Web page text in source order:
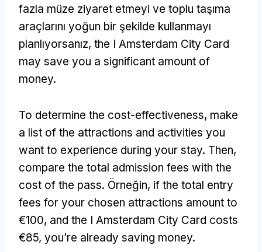
fazla müze ziyaret etmeyi ve toplu taşıma
araçlarını yoğun bir şekilde kullanmayı
planlıyorsanız, the I Amsterdam City Card
may save you a significant amount of
money.
To determine the cost-effectiveness, make
a list of the attractions and activities you
want to experience during your stay. Then,
compare the total admission fees with the
cost of the pass. Örneğin, if the total entry
fees for your chosen attractions amount to
€100, and the I Amsterdam City Card costs
€85, you’re already saving money.